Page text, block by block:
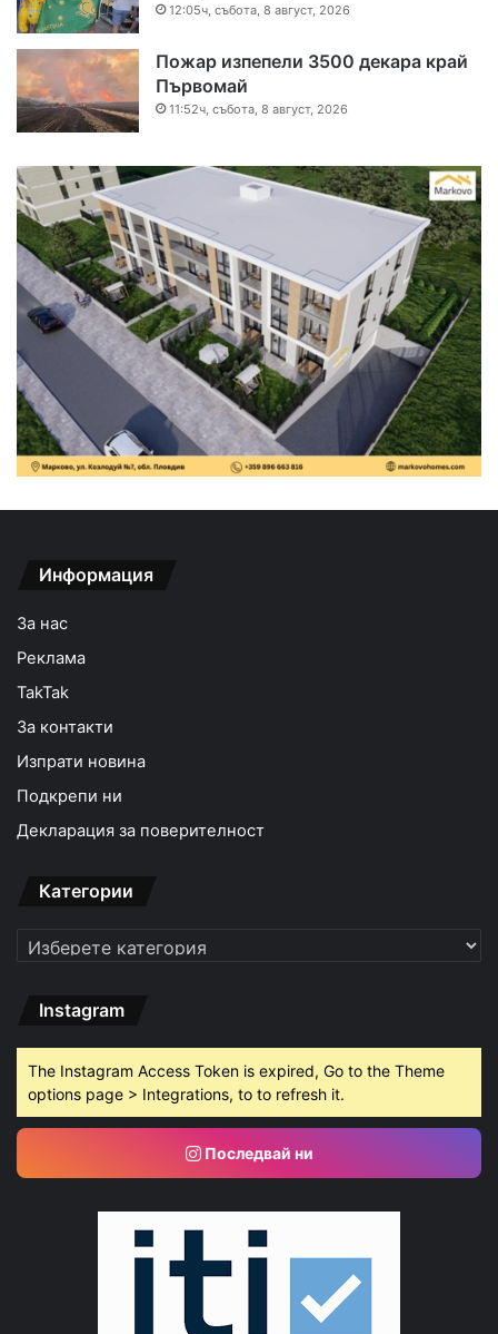
12:05ч, събота, 8 август, 2026
Пожар изпепели 3500 декара край
Първомай
11:52ч, събота, 8 август, 2026
Информация
За нас
Реклама
TakTak
За контакти
Изпрати новина
Подкрепи ни
Декларация за поверителност
Категории
Категории
Instagram
The Instagram Access Token is expired, Go to the Theme
options page > Integrations, to to refresh it.
Последвай ни